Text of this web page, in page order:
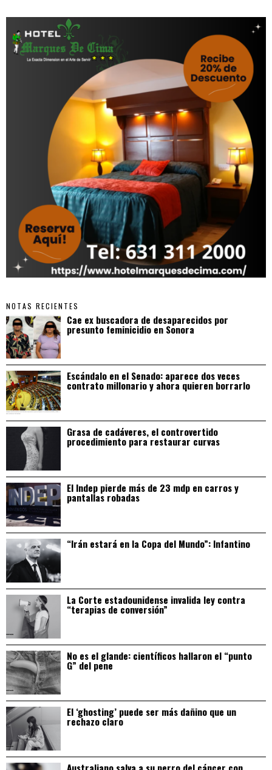
NOTAS RECIENTES
Cae ex buscadora de desaparecidos por
presunto feminicidio en Sonora
Escándalo en el Senado: aparece dos veces
contrato millonario y ahora quieren borrarlo
Grasa de cadáveres, el controvertido
procedimiento para restaurar curvas
El Indep pierde más de 23 mdp en carros y
pantallas robadas
“Irán estará en la Copa del Mundo”: Infantino
La Corte estadounidense invalida ley contra
“terapias de conversión”
No es el glande: científicos hallaron el “punto
G” del pene
El ‘ghosting’ puede ser más dañino que un
rechazo claro